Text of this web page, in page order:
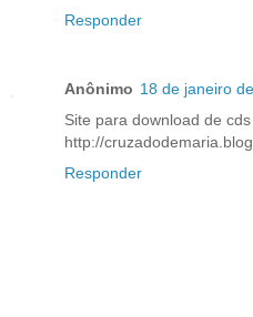
Responder
Anônimo 18 de janeiro
Site para download de
http://
Responder